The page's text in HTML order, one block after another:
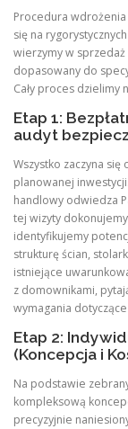
Procedura
się na
wierzymy w sprzedaż
dopasowany do
Cały proces dzielimy
Etap 1:
audyt
Wszystko zaczyna
planowanej
handlowy odwiedza
tej wizyty
identyfikujemy
strukturę ścian,
istniejące
z domownikami,
wymagania
Etap 2:
(Koncepcja i
Na podstawie
kompleksową
precyzyjnie